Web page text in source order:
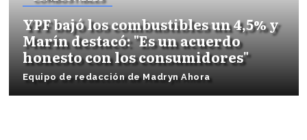
YPF bajó los combustibles un 4,5% y
Marín destacó: "Es un acuerdo
honesto con los consumidores"
Equipo de redacción de Madryn Ahora